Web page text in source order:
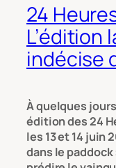
24
L’édition
indécise
À quelques
édition des 24
les 13 et 14 juin
dans le paddock